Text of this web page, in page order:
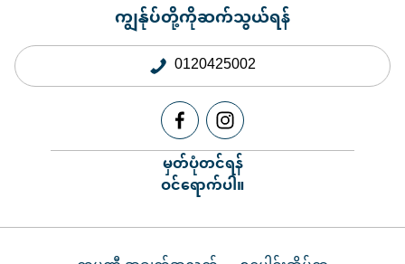
ကျွန်ုပ်တို့ကိုဆက်သွယ်ရန်
0120425002
မှတ်ပုံတင်ရန်
ဝင်ရောက်ပါ။